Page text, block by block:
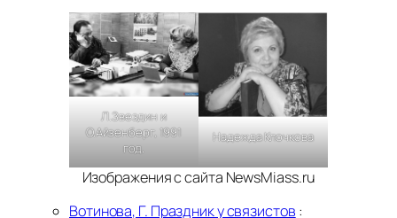
Л.Звездин и
О.Айзенберг, 1991
год.
Надежда Клочкова
Изображения с сайта NewsMiass.ru
Вотинова, Г. Праздник у связистов :